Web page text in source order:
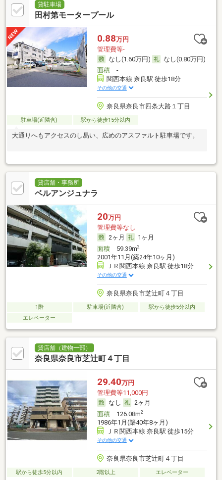
貸駐車場
田村第モータープール
0.88万円
管理費等-
なし(1.60万円)
なし(0.80万円)
面積-
関西本線 奈良駅 徒歩18分
その他の交通
奈良県奈良市四条大路１丁目
駐車場(近隣含) 駅から徒歩15分以内
大通りへもアクセスのし易い、広めのアスファルト駐車場です。
貸店舗・事務所
ベルアンジュナラ
20万円
管理費等なし
2ヶ月
1ヶ月
面積59.39m2
2001年11月(築24年10ヶ月)
ＪＲ関西本線 奈良駅 徒歩18分
その他の交通
奈良県奈良市芝辻町４丁目
1階 駐車場(近隣含)
駅から徒歩5分以内
エレベーター
貸店舗（建物一部）
奈良県奈良市芝辻町４丁目
29.40万円
管理費等11,000円
なし
2ヶ月
面積126.08m2
1986年1月(築40年8ヶ月)
ＪＲ関西本線 奈良駅 徒歩15分
その他の交通
奈良県奈良市芝辻町４丁目
駅から徒歩5分以内 2階以上 エレベーター